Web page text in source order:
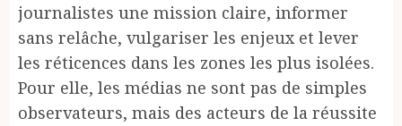
journalistes une mission claire, informer
sans relâche, vulgariser les enjeux et lever
les réticences dans les zones les plus isolées.
Pour elle, les médias ne sont pas de simples
observateurs, mais des acteurs de la réussite